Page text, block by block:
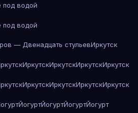
водой
водой
— Двенадцать стульевИркутск
ИркутскИркутскИркутскИркутск
ИркутскИркутскИркутскИркутск
ЙогуртЙогуртЙогуртЙогурт